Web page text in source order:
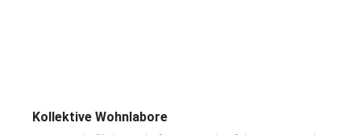
Kollektive Wohnlabore